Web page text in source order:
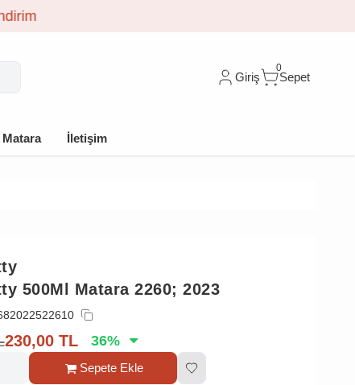
Giriş
0
Sepet
Matara İletişim
500Ml Matara 2260; 2023
230,00 TL 36%
Sepete Ekle